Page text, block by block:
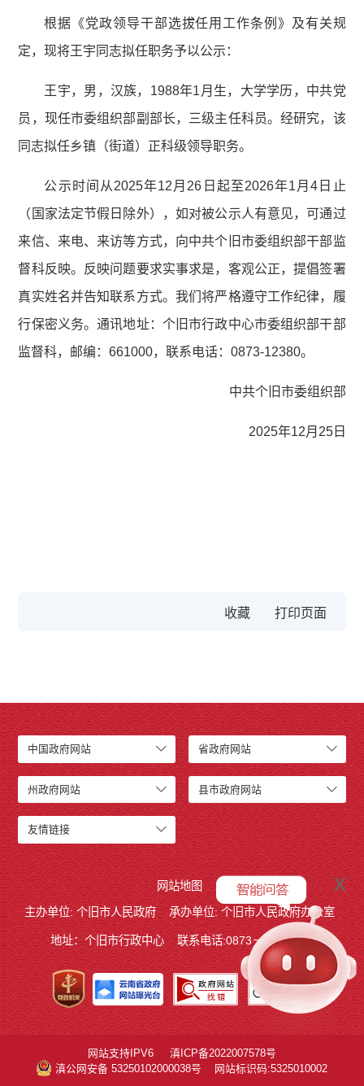
根据《党政领导干部选拔任用工作条例》及有关规
定，现将王宇同志拟任职务予以公示：
王宇，男，汉族，1988年1月生，大学学历，中共党
员，现任市委组织部副部长，三级主任科员。经研究，该
同志拟任乡镇（街道）正科级领导职务。
公示时间从2025年12月26日起至2026年1月4日止
（国家法定节假日除外），如对被公示人有意见，可通过
来信、来电、来访等方式，向中共个旧市委组织部干部监
督科反映。反映问题要求实事求是，客观公正，提倡签署
真实姓名并告知联系方式。我们将严格遵守工作纪律，履
行保密义务。通讯地址：个旧市行政中心市委组织部干部
监督科，邮编：661000，联系电话：0873-12380。
中共个旧市委组织部
2025年12月25日
收藏
中国政府网站 省政府网站
州政府网站 县市政府网站
友情链接
网站地图
主办单位: 个旧市人民政府
承办单位: 个旧市人民政府办公室
地址：个旧市行政中心 联系电话:0873－2123215
x
网站支持IPV6
滇ICP备2022007578号
滇公网安备 53250102000038号
网站标识码:5325010002